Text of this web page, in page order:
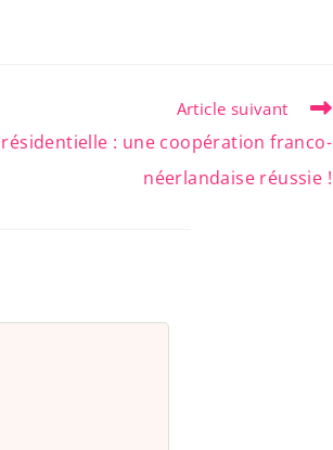
Article suivant
: une coopération franco-
néerlandaise réussie !